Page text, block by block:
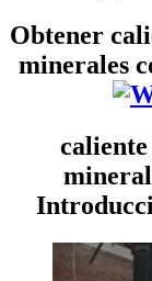
Obtener
minerales